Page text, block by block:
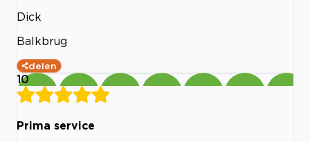
Dick
Balkbrug
delen
10
Prima service